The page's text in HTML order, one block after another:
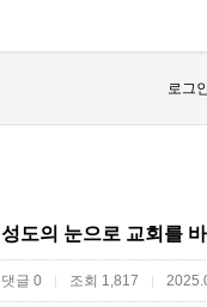
로그
성도의 눈으로 교회를
댓글 0 | 조회 1,817 |